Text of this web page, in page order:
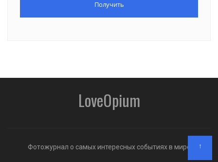
LoveOpium
Фотожурнал о самых интересных событиях в мире ↑